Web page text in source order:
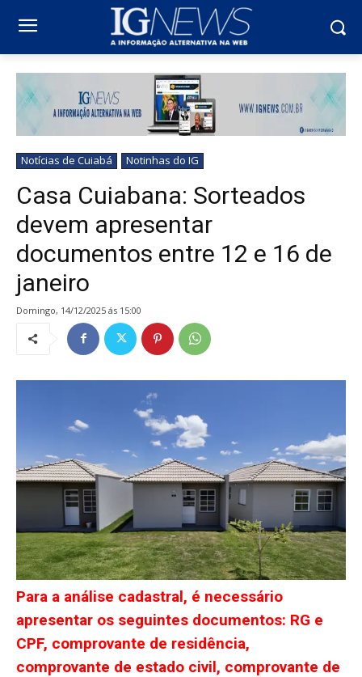
Notícias de Cuiabá Notinhas do IG
Casa Cuiabana: Sorteados
devem apresentar
documentos entre 12 e 16 de
janeiro
domingo, 14/12/2025 ás 15:00
Para a análise cadastral, é necessário
apresentar os seguintes documentos: RG e
CPF, comprovante de residência,
comprovante de estado civil, comprovante de